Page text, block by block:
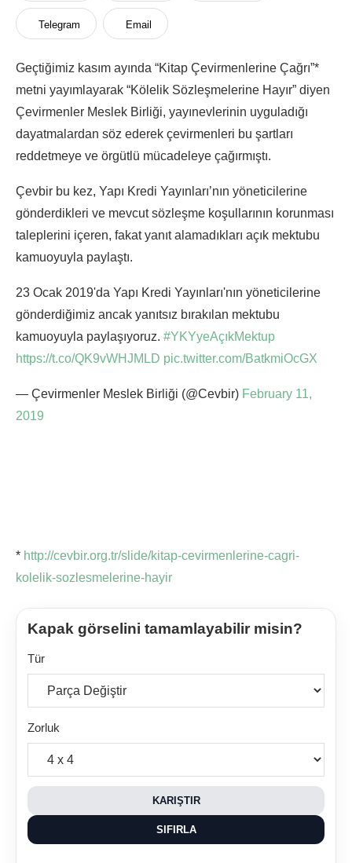
Telegram Email
Geçtiğimiz kasım ayında “Kitap Çevirmenlerine Çağrı”*
metni yayımlayarak “Kölelik Sözleşmelerine Hayır” diyen
Çevirmenler Meslek Birliği, yayınevlerinin uyguladığı
dayatmalardan söz ederek çevirmenleri bu şartları
reddetmeye ve örgütlü mücadeleye çağırmıştı.
Çevbir bu kez, Yapı Kredi Yayınları’nın yöneticilerine
gönderdikleri ve mevcut sözleşme koşullarının korunması
taleplerini içeren, fakat yanıt alamadıkları açık mektubu
kamuoyuyla paylaştı.
23 Ocak 2019'da Yapı Kredi Yayınları'nın yöneticilerine
gönderdiğimiz ancak yanıtsız bırakılan mektubu
kamuoyuyla paylaşıyoruz. #YKYyeAçıkMektup
https://t.co/QK9vWHJMLD pic.twitter.com/BatkmiOcGX
— Çevirmenler Meslek Birliği (@Cevbir) February 11,
2019
* http://cevbir.org.tr/slide/kitap-cevirmenlerine-cagri-
kolelik-sozlesmelerine-hayir
Kapak görselini tamamlayabilir misin?
Tür
Zorluk
KARIŞTIR
SIFIRLA